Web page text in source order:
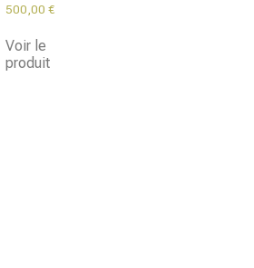
500,00€
Voir le
produit